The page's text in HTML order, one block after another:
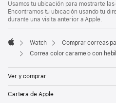
Usamos tu ubicación para mostrarte
Encontramos tu ubicación usando tu
durante una visita anterior a Apple.
Apple
Watch
Comprar correas
Correa color caramelo con
Ver y comprar
Cartera de Apple